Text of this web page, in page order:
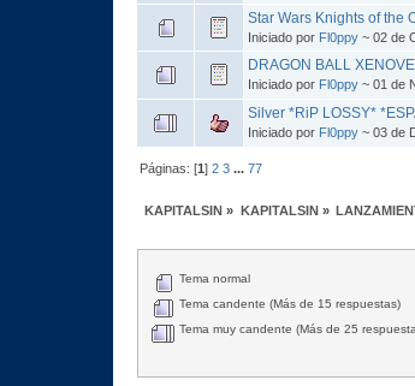
Star Wars Knights of the
Iniciado por Fl0ppy ~ 02 de
DRAGON BALL
Iniciado por Fl0ppy ~ 01 de
Silver *RiP LOSSY*
Iniciado por Fl0ppy ~ 03 de
Páginas: [1]2 3 ...77
KAPITALSIN » KAPITALSIN»
Tema normal
Tema candente (Más de 15 respuestas)
Tema muy candente (Más de 25